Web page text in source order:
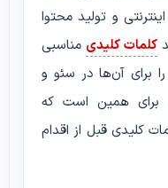
و تولید محتوا
کلمات کلیدی مناسبی
برای آن‌ها در سئو و
برای همین است که
کلیدی قبل از اقدام